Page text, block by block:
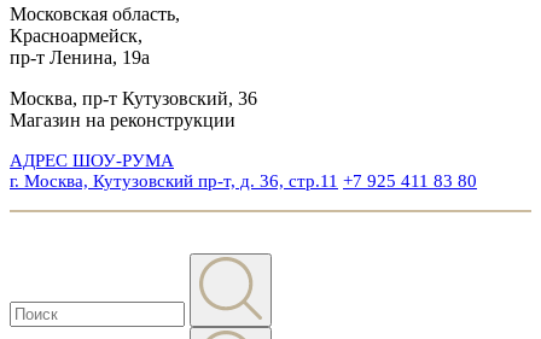
Московская область,
Красноармейск,
пр-т Ленина, 19а
Москва, пр-т Кутузовский, 36
Магазин на реконструкции
АДРЕС ШОУ-РУМА
г. Москва, Кутузовский пр-т, д. 36, стр.11 +7 925 411 83 80